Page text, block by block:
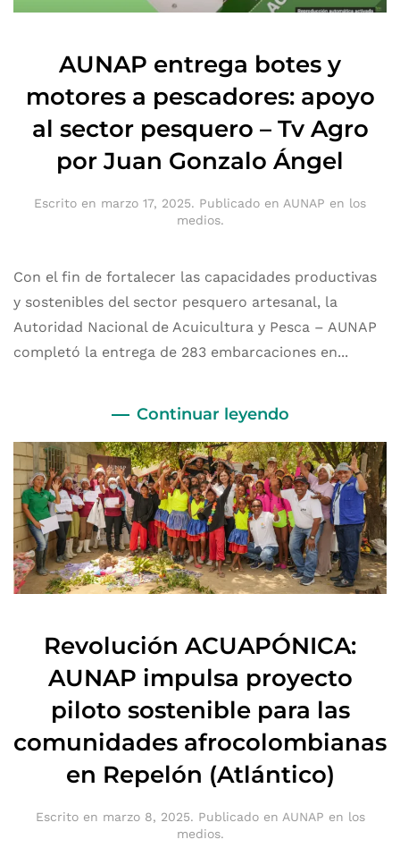
AUNAP entrega botes y
motores a pescadores: apoyo
al sector pesquero – Tv Agro
por Juan Gonzalo Ángel
Escrito en marzo 17, 2025. Publicado en AUNAP en los
medios.
Con el fin de fortalecer las capacidades productivas
y sostenibles del sector pesquero artesanal, la
Autoridad Nacional de Acuicultura y Pesca – AUNAP
completó la entrega de 283 embarcaciones en...
Continuar leyendo
Revolución ACUAPÓNICA:
AUNAP impulsa proyecto
piloto sostenible para las
comunidades afrocolombianas
en Repelón (Atlántico)
Escrito en marzo 8, 2025. Publicado en AUNAP en los
medios.